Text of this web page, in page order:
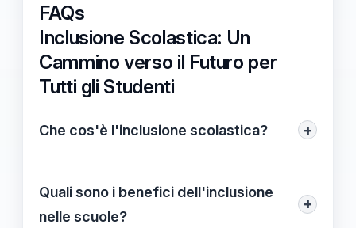
FAQs
Inclusione Scolastica: Un
Cammino verso il Futuro per
Tutti gli Studenti
Che cos'è l'inclusione scolastica? +
mira a garantire che tutti gli studenti,
indipendentemente dalle loro capacità o
Quali sono i benefici dell'inclusione
nelle scuole?
+